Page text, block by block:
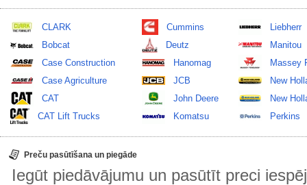
CLARK
Bobcat
Case Construction
Case Agriculture
CAT
CAT Lift Trucks
Cummins
Deutz
Hanomag
JCB
John Deere
Komatsu
Liebherr
Manitou
Massey
New
New
Perkins
Preču pasūtīšana un piegāde
Iegūt piedāvājumu un pasūtīt preci